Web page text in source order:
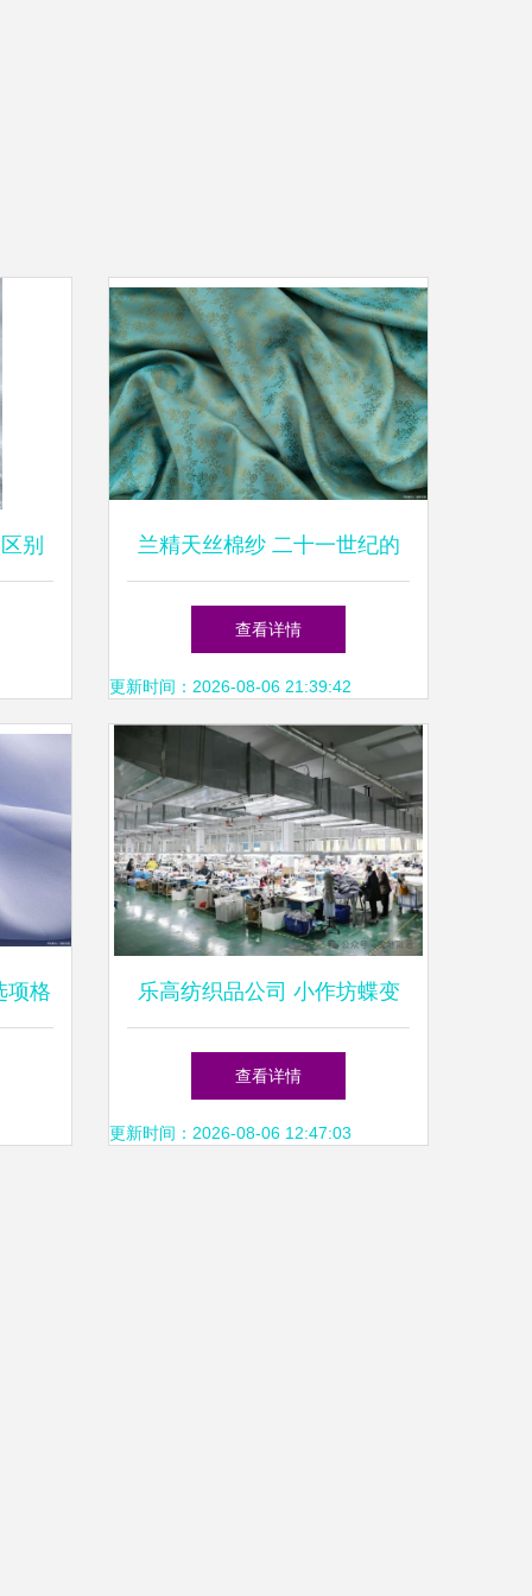
别 兰精天丝棉纱 二十一世纪的
绿色纤维典范——以60支莱赛
尔纱针织品为例
查看详情
更新时间：2026-08-06 21:39:42
项格 乐高纺织品公司 小作坊蝶变
智能工厂的针织密码
查看详情
更新时间：2026-08-06 12:47:03